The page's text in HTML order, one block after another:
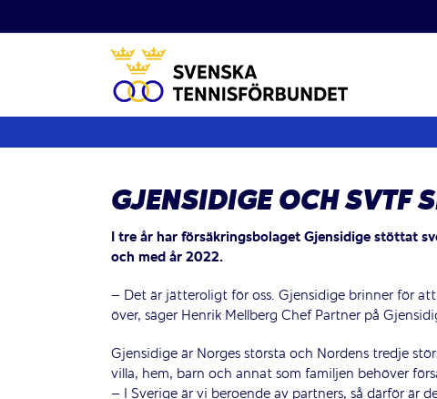
till
GJENSIDIGE OCH SVTF
I tre år har försäkringsbolaget Gjensidige stöttat
och med år 2022.
– Det är jätteroligt för oss. Gjensidige brinner för
över, säger Henrik Mellberg Chef Partner på
Gjensidige är Norges största och Nordens tredje
villa, hem, barn och annat som familjen behöver
– I Sverige är vi beroende av partners, så därför är